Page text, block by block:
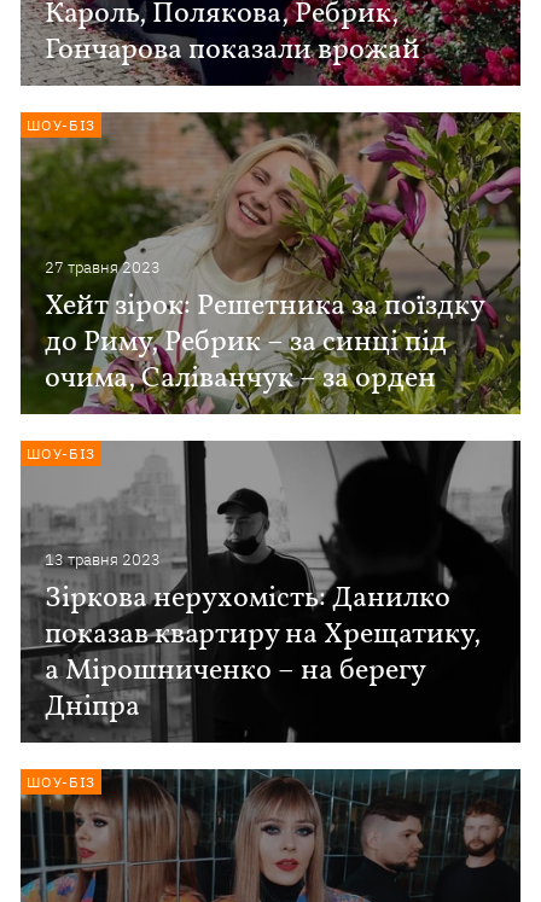
Кароль, Полякова, Ребрик,
Гончарова показали врожай
27 травня 2023
Хейт зірок: Решетника за поїздку
до Риму, Ребрик – за синці під
очима, Саліванчук – за орден
ШОУ-БІЗ
13 травня 2023
Зіркова нерухомість: Данилко
показав квартиру на Хрещатику,
а Мірошниченко – на берегу
Дніпра
ШОУ-БІЗ
ШОУ-БІЗ